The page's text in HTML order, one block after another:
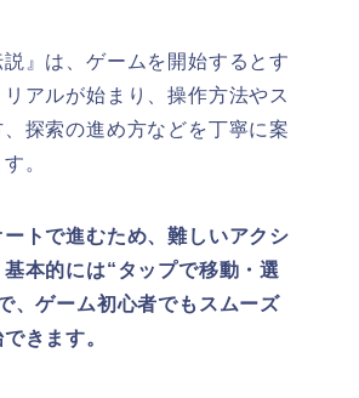
説』は、ゲームを開始するとす
アルが始まり、操作方法やス
探索の進め方などを丁寧に案
。
トで進むため、難しいアクシ
基本的には“タップで移動・選
、ゲーム初心者でもスムーズ
きます。